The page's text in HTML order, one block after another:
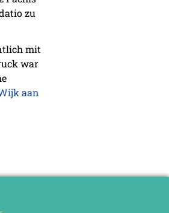
zu
mit
war
aan